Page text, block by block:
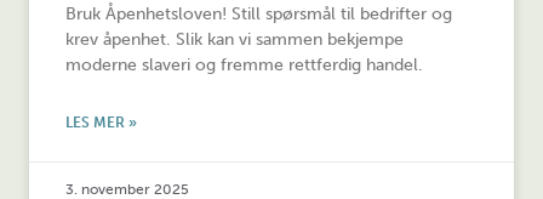
Bruk Åpenhetsloven! Still spørsmål til bedrifter og
krev åpenhet. Slik kan vi sammen bekjempe
moderne slaveri og fremme rettferdig handel.
LES MER »
3. november 2025